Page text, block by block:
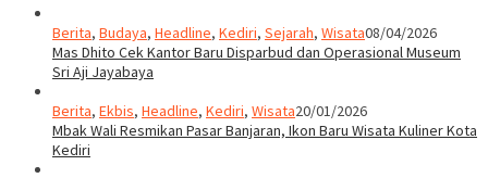
Berita, Budaya, Headline, Kediri, Sejarah, Wisata08/04/2026
Mas Dhito Cek Kantor Baru Disparbud dan Operasional Museum
Sri Aji Jayabaya
Berita, Ekbis, Headline, Kediri, Wisata20/01/2026
Mbak Wali Resmikan Pasar Banjaran, Ikon Baru Wisata Kuliner Kota
Kediri